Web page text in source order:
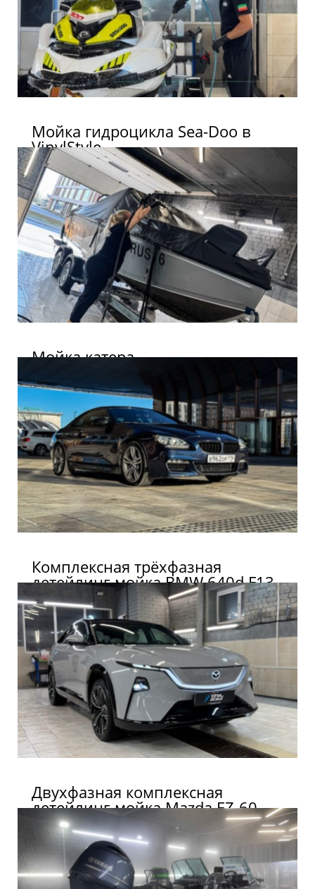
Мойка гидроцикла Sea-Doo в
VinylStyle
Мойка катера
Комплексная трёхфазная
детейлинг-мойка BMW 640d F13
Двухфазная комплексная
детейлинг-мойка Mazda EZ-60